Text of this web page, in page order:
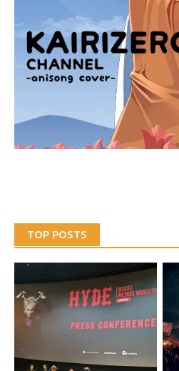
TOP POSTS